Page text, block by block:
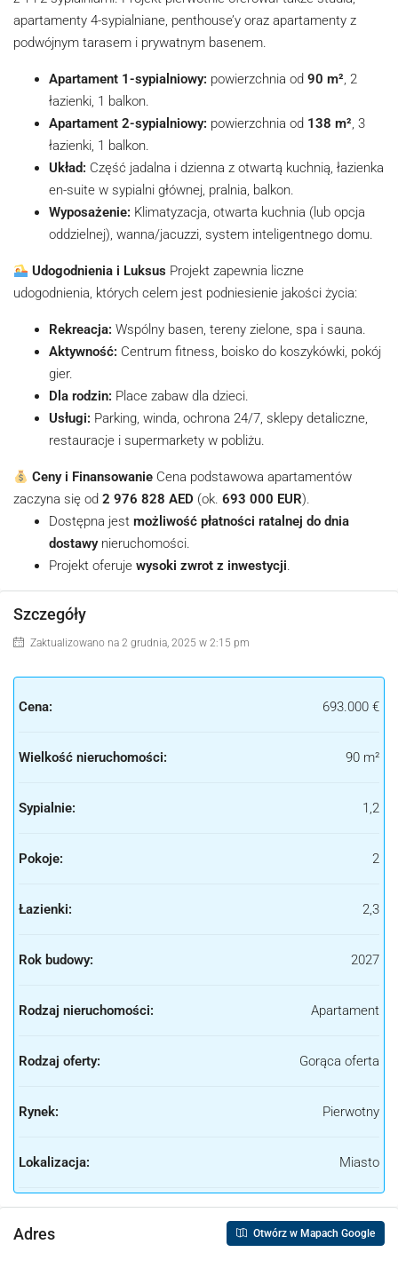
apartamenty 4-sypialniane, penthouse’y oraz apartamenty z
podwójnym tarasem i prywatnym basenem.
Apartament 1-sypialniowy: powierzchnia od 90 m², 2
łazienki, 1 balkon.
Apartament 2-sypialniowy: powierzchnia od 138 m², 3
łazienki, 1 balkon.
Układ: Część jadalna i dzienna z otwartą kuchnią, łazienka
en-suite w sypialni głównej, pralnia, balkon.
Wyposażenie: Klimatyzacja, otwarta kuchnia (lub opcja
oddzielnej), wanna/jacuzzi, system inteligentnego domu.
Udogodnienia i Luksus Projekt zapewnia liczne
udogodnienia, których celem jest podniesienie jakości życia:
Rekreacja: Wspólny basen, tereny zielone, spa i sauna.
Aktywność: Centrum fitness, boisko do koszykówki, pokój
gier.
Dla rodzin: Place zabaw dla dzieci.
Usługi: Parking, winda, ochrona 24/7, sklepy detaliczne,
restauracje i supermarkety w pobliżu.
Ceny i Finansowanie Cena podstawowa apartamentów
zaczyna się od 2 976 828 AED (ok. 693 000 EUR).
Dostępna jest możliwość płatności ratalnej do dnia
dostawynieruchomości.
Projekt oferuje wysoki zwrot z inwestycji.
Szczegóły
Zaktualizowano na 2 grudnia, 2025 w 2:15 pm
Cena: 693.000 €
Wielkość nieruchomości: 90 m²
Sypialnie: 1,2
Pokoje: 2
Łazienki: 2,3
Rok budowy: 2027
Rodzaj nieruchomości: Apartament
Rodzaj oferty: Gorąca oferta
Rynek: Pierwotny
Lokalizacja: Miasto
Adres Otwórz w Mapach Google